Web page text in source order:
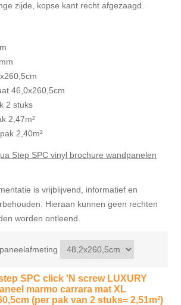
zijde, kopse kant recht afgezaagd.
46,0x260,5cm
2 stuks
2,47m²
2,40m²
Step SPC vinyl brochure wandpanelen
is vrijblijvend, informatief en
Hieraan kunnen geen rechten
worden ontleend.
SPC click 'N screw LUXURY
marmo carrara mat XL
(per pak van 2 stuks= 2,51m²)